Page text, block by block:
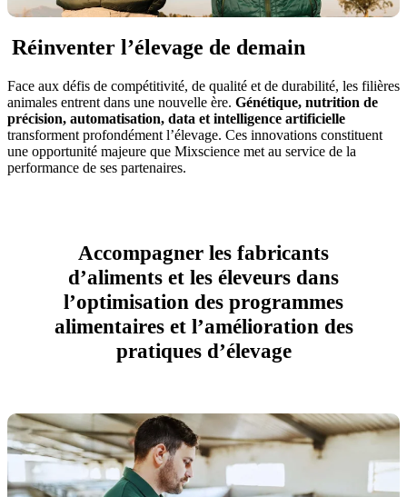
Réinventer l’élevage de demain
Face aux défis de compétitivité, de qualité et de durabilité, les filières
animales entrent dans une nouvelle ère. Génétique, nutrition de
précision, automatisation, data et intelligence artificielle
transforment profondément l’élevage. Ces innovations constituent
une opportunité majeure que Mixscience met au service de la
performance de ses partenaires.
Accompagner les fabricants
d’aliments et les éleveurs dans
l’optimisation des programmes
alimentaires et l’amélioration des
pratiques d’élevage